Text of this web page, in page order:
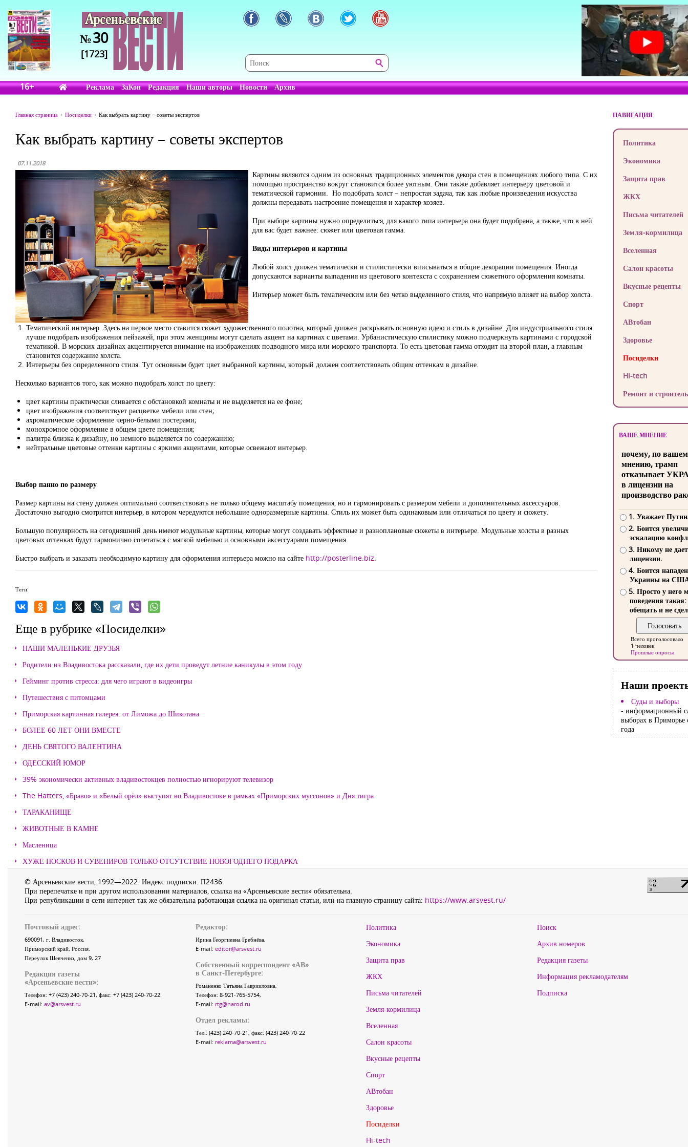
№30
[1723]
16+ Реклама ЗаКон Редакция Наши авторы Новости Архив
Главная страница Посиделки Как выбрать картину – советы экспертов
Как выбрать картину – советы экспертов
07.11.2018
Картины являются одним из основных традиционных элементов декора стен в помещениях любого типа. С их
помощью пространство вокруг становится более уютным. Они также добавляет интерьеру цветовой и
тематической гармонии. Но подобрать холст – непростая задача, так как любые произведения искусства
должны передавать настроение помещения и характер хозяев.
При выборе картины нужно определиться, для какого типа интерьера она будет подобрана, а также, что в ней
для вас будет важнее: сюжет или цветовая гамма.
Виды интерьеров и картины
Любой холст должен тематически и стилистически вписываться в общие декорации помещения. Иногда
допускаются варианты выпадения из цветового контекста с сохранением сюжетного оформления комнаты.
Интерьер может быть тематическим или без четко выделенного стиля, что напрямую влияет на выбор холста.
Тематический интерьер. Здесь на первое место ставится сюжет художественного полотна, который должен раскрывать основную идею и стиль в дизайне. Для индустриального стиля
лучше подобрать изображения пейзажей, при этом женщины могут сделать акцент на картинах с цветами. Урбанистическую стилистику можно подчеркнуть картинами с городской
тематикой. В морских дизайнах акцентируется внимание на изображениях подводного мира или морского транспорта. То есть цветовая гамма отходит на второй план, а главным
становится содержание холста.
Интерьеры без определенного стиля. Тут основным будет цвет выбранной картины, который должен соответствовать общим оттенкам в дизайне.
Несколько вариантов того, как можно подобрать холст по цвету:
цвет картины практически сливается с обстановкой комнаты и не выделяется на ее фоне;
цвет изображения соответствует расцветке мебели или стен;
ахроматическое оформление черно-белыми постерами;
монохромное оформление в общем цвете помещения;
палитра близка к дизайну, но немного выделяется по содержанию;
нейтральные цветовые оттенки картины с яркими акцентами, которые освежают интерьер.
Выбор панно по размеру
Размер картины на стену должен оптимально соответствовать не только общему масштабу помещения, но и гармонировать с размером мебели и дополнительных аксессуаров.
Достаточно выгодно смотрится интерьер, в котором чередуются небольшие одноразмерные картины. Стиль их может быть одинаковым или отличаться по цвету и сюжету.
Большую популярность на сегодняшний день имеют модульные картины, которые могут создавать эффектные и разноплановые сюжеты в интерьере. Модульные холсты в разных
цветовых оттенках будут гармонично сочетаться с мягкой мебелью и основными аксессуарами помещения.
Быстро выбрать и заказать необходимую картину для оформления интерьера можно на сайте http://posterline.biz
Теги:
Еще в рубрике «Посиделки»
НАШИ МАЛЕНЬКИЕ ДРУЗЬЯ
Родители из Владивостока рассказали, где их дети проведут летние каникулы в этом году
Гейминг против стресса: для чего играют в видеоигры
Путешествия с питомцами
Приморская картинная галерея: от Лиможа до Шикотана
БОЛЕЕ 60 ЛЕТ ОНИ ВМЕСТЕ
ДЕНЬ СВЯТОГО ВАЛЕНТИНА
ОДЕССКИЙ ЮМОР
39% экономически активных владивостокцев полностью игнорируют телевизор
The Hatters, «Браво» и «Белый орёл» выступят во Владивостоке в рамках «Приморских муссонов» и Дня тигра
ТАРАКАНИЩЕ
ЖИВОТНЫЕ В КАМНЕ
Масленица
ХУЖЕ НОСКОВ И СУВЕНИРОВ ТОЛЬКО ОТСУТСТВИЕ НОВОГОДНЕГО ПОДАРКА
НАВИГАЦИЯ
Политика
Экономика
Защита прав
ЖКХ
Письма читателей
Земля-кормилица
Вселенная
Салон красоты
Вкусные рецепты
Спорт
АВтобан
Здоровье
Посиделки
Hi-tech
Ремонт и
ВАШЕ МНЕНИЕ
почему, по
мнению, трамп
отказывает
в лицензии на
производство
1. Уважает
2. Боится
эскалацию
3. Никому не
лицензии.
4. Боится
Украины на
5. Просто у него
поведения такая:
обещать и не
Всего проголосовало
1 человек
Прошлые опросы
Наши
Суды и выборы
- информационный
выборах в Приморье
года
© Арсеньевские вести, 1992—2022. Индекс подписки: П2436
При перепечатке и при другом использовании материалов, ссылка на «Арсеньевские вести» обязательна.
При републикации в сети интернет так же обязательна работающая ссылка на оригинал статьи, или на главную страницу сайта: https://www.arsvest.ru/
Почтовый адрес:
690091, г. Владивосток,
Приморский край, Россия
Переулок Шевченко, дом 9, 27
Редакция газеты
«Арсеньевские вести»:
Телефон: +7 (423) 240-70-21, факс: +7 (423) 240-70-22
E-mail: av@arsvest.ru
Редактор:
Ирина Георгиевна Гребнёва,
E-mail: editor@arsvest.ru
Собственный корреспондент «АВ»
в Санкт-Петербурге:
Романенко Татьяна Гаврииловна,
Телефон: 8-921-765-5754,
E-mail: rtg@narod.ru
Отдел рекламы:
Тел.: (423) 240-70-21, факс: (423) 240-70-22
E-mail: reklama@arsvest.ru
Политика
Экономика
Защита прав
ЖКХ
Письма читателей
Земля-кормилица
Вселенная
Салон красоты
Вкусные рецепты
Спорт
АВтобан
Здоровье
Посиделки
Hi-tech
Поиск
Архив номеров
Редакция газеты
Информация рекламодателям
Подписка